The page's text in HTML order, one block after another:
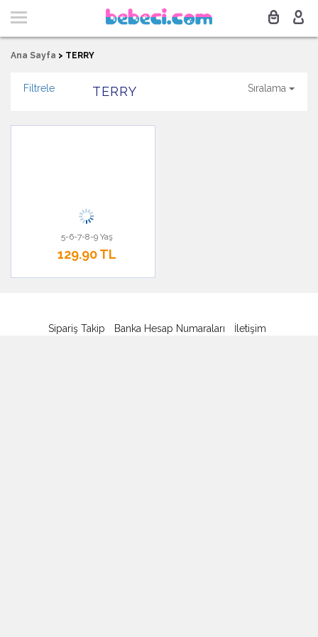
Ana Sayfa > TERRY
Filtrele TERRY Sıralama
5-6-7-8-9 Yaş
129.90 TL
Sipariş Takip Banka Hesap Numaraları İletişim